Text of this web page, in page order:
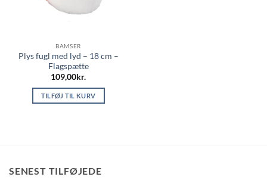
BAMSER
Plys fugl med lyd – 18 cm –
Flagspætte
109,00kr.
TILFØJ TIL KURV
SENEST TILFØJEDE